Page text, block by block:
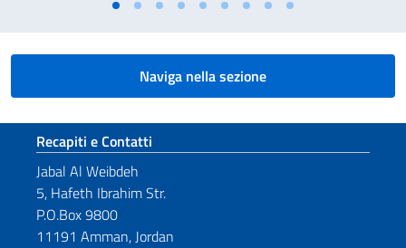
Naviga nella sezione
Sezione footer
Recapiti e Contatti
Jabal Al Weibdeh
5, Hafeth Ibrahim Str.
P.O.Box 9800
11191 Amman, Jordan